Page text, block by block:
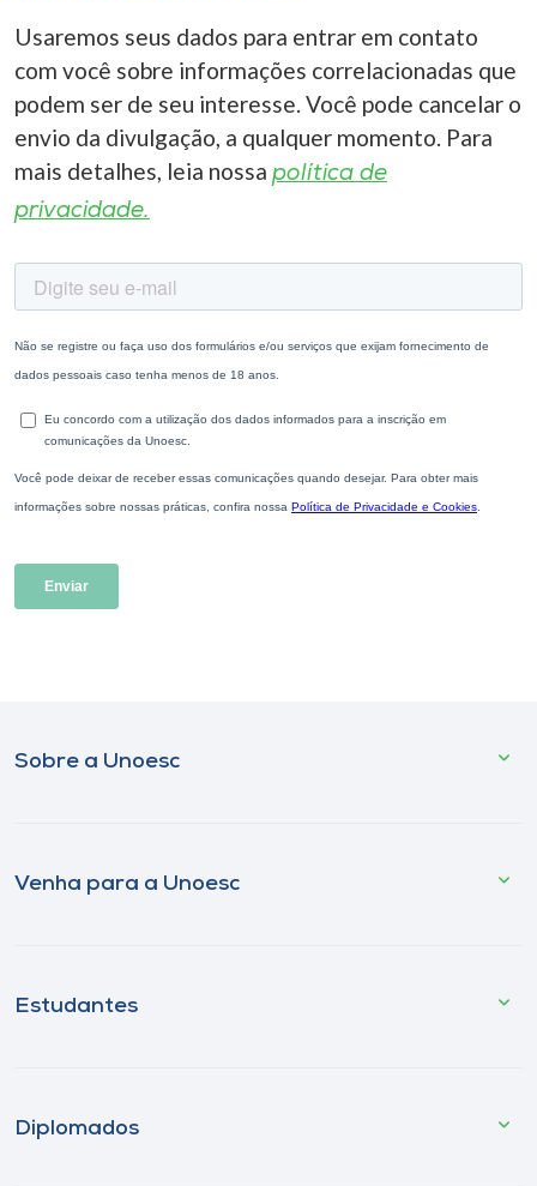
Usaremos seus dados para entrar em contato
com você sobre informações correlacionadas que
podem ser de seu interesse. Você pode cancelar o
envio da divulgação, a qualquer momento. Para
mais detalhes, leia nossa política de
privacidade.
Sobre a Unoesc
Venha para a Unoesc
Estudantes
Diplomados